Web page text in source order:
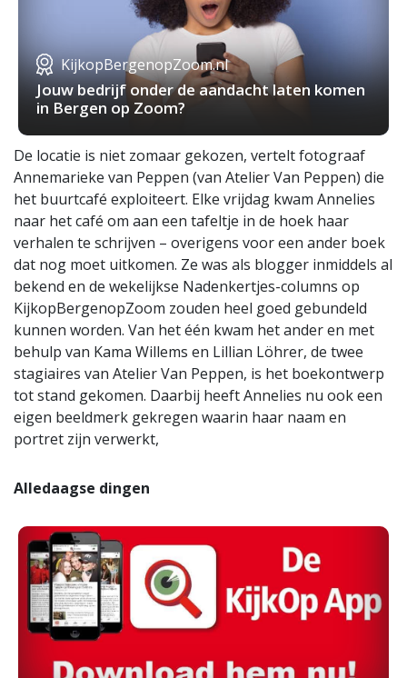
KijkopBergenopZoom.nl
Jouw bedrijf onder de aandacht laten komen
in Bergen op Zoom?
De locatie is niet zomaar gekozen, vertelt fotograaf
Annemarieke van Peppen (van Atelier Van Peppen) die
het buurtcafé exploiteert. Elke vrijdag kwam Annelies
naar het café om aan een tafeltje in de hoek haar
verhalen te schrijven – overigens voor een ander boek
dat nog moet uitkomen. Ze was als blogger inmiddels al
bekend en de wekelijkse Nadenkertjes-columns op
KijkopBergenopZoom zouden heel goed gebundeld
kunnen worden. Van het één kwam het ander en met
behulp van Kama Willems en Lillian Löhrer, de twee
stagiaires van Atelier Van Peppen, is het boekontwerp
tot stand gekomen. Daarbij heeft Annelies nu ook een
eigen beeldmerk gekregen waarin haar naam en
portret zijn verwerkt,
Alledaagse dingen